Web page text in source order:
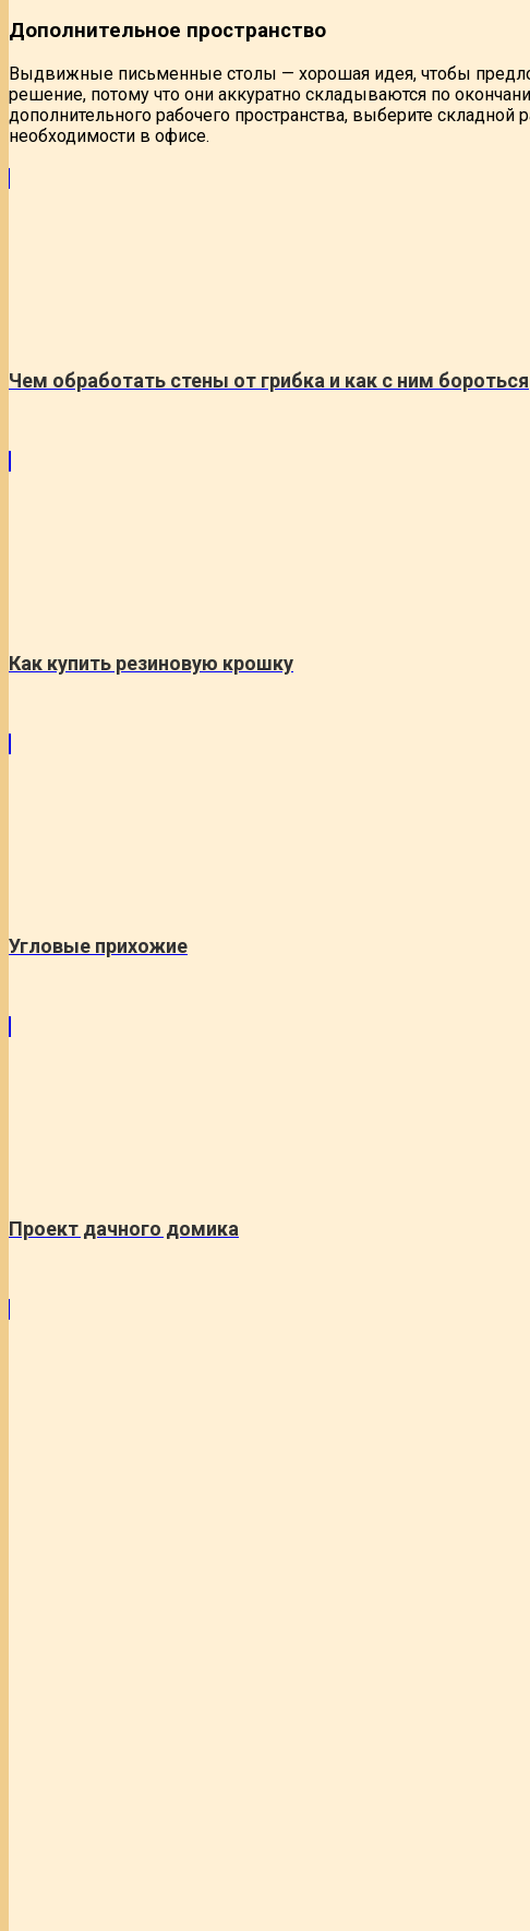
Дополнительное пространство
Выдвижные письменные столы — хорошая идея, чтобы
решение, потому что они аккуратно складываются по
дополнительного рабочего пространства, выберите
необходимости в офисе.
Чем обработать стены от грибка и как с ним бороться
Как купить резиновую крошку
Угловые прихожие
Проект дачного домика